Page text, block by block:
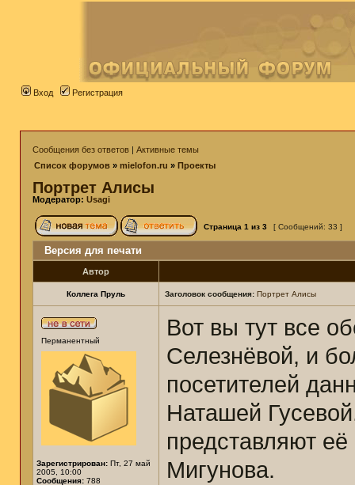
Вход Регистрация
Сообщения без ответов | Активные темы
Список форумов » mielofon.ru » Проекты
Портрет Алисы
Модератор: Usagi
Страница 1 из 3 [ Сообщений: 33 ]
Версия для печати
Автор
Коллега Пруль Заголовок сообщения: Портрет Алисы
Перманентный
Зарегистрирован: Пт, 27 май
2005, 10:00
Сообщения: 788
Вот вы тут все
Селезнёвой, и
посетителей
Наташей
представляют
Мигунова.